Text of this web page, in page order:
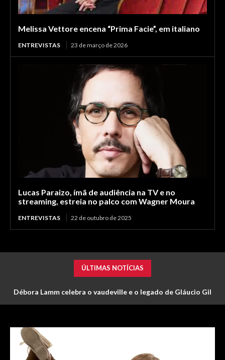
Melissa Vettore encena “Prima Facie”, em italiano
ENTREVISTAS 23 de março de 2026
Lucas Paraizo, ímã de audiência na TV e no
streaming, estreia no palco com Wagner Moura
ENTREVISTAS 22 de outubro de 2025
ÚLTIMAS NOTÍCIAS
Débora Lamm celebra o vaudeville e o legado de Gláucio Gil